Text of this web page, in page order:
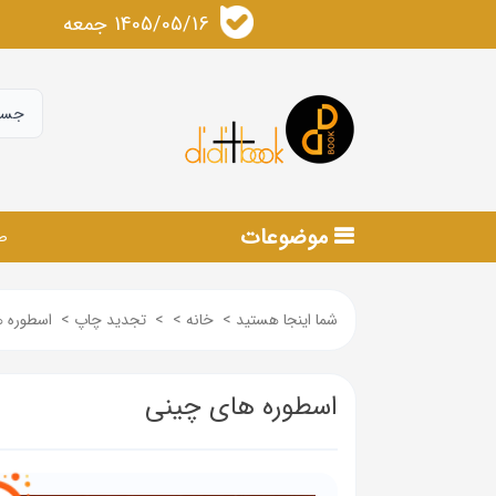
1405/05/16 جمعه
موضوعات
شما اینجا هستید > خانه >
> تجدید چاپ >
اسطوره های چینی